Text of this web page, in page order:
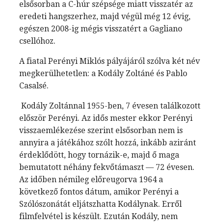
elsősorban a C-húr szépsége miatt visszatér az
eredeti hangszerhez, majd végül még 12 évig,
egészen 2008-ig mégis visszatért a Gagliano
csellóhoz.
A fiatal Perényi Miklós pályájáról szólva két név
megkerülhetetlen: a Kodály Zoltáné és Pablo
Casalsé.
Kodály Zoltánnal 1955-ben, 7 évesen találkozott
először Perényi. Az idős mester ekkor Perényi
visszaemlékezése szerint elsősorban nem is
annyira a játékához szólt hozzá, inkább aziránt
érdeklődött, hogy tornázik-e, majd ő maga
bemutatott néhány fekvőtámaszt — 72 évesen.
Az időben némileg előreugorva 1964 a
következő fontos dátum, amikor Perényi a
Szólószonátát eljátszhatta Kodálynak. Erről
filmfelvétel is készült. Ezután Kodály, nem